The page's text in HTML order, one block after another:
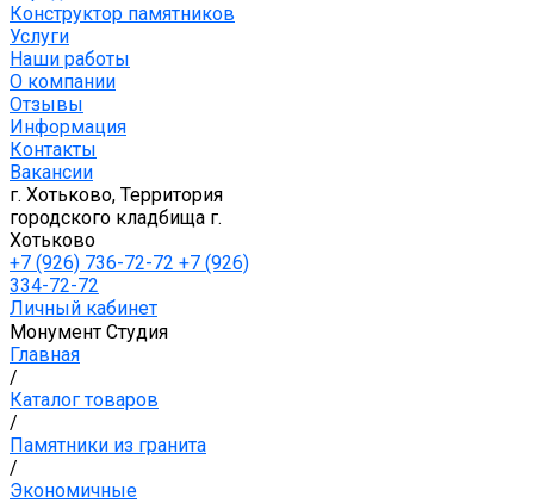
Конструктор памятников
Услуги
Наши работы
О компании
Отзывы
Информация
Контакты
Вакансии
г. Хотьково, Территория
городского кладбища г.
Хотьково
+7 (926) 736-72-72 +7 (926)
334-72-72
Личный кабинет
Монумент Студия
Главная
/
Каталог товаров
/
Памятники из гранита
/
Экономичные